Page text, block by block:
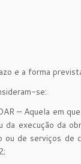
e a forma
se:
– Aquela em
da execução da
ou de serviços de